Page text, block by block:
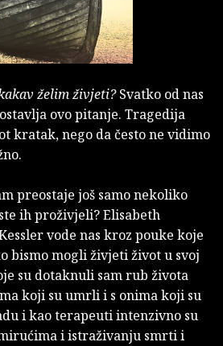
želim živjeti?Svatko od nas
ovo pitanje. Tragedija
kratak, nego da često ne vidimo
preostaje još samo nekoliko
ih proživjeli? Elisabeth
vode nas kroz pouke koje
bismo mogli živjeti život u svoj
su dotaknuli sam rub života
koji su umrli i s onima koji su
i kao terapeuti intenzivno su
i istraživanju smrti i